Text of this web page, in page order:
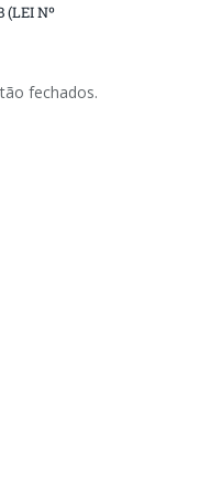
(LEI Nº
fechados.